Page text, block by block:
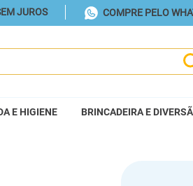
JUROS COMPRE PELO
E HIGIENE BRINCADEIRA E